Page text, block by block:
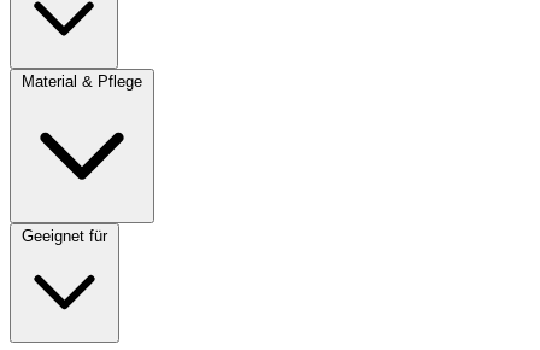
Material & Pflege
Geeignet für